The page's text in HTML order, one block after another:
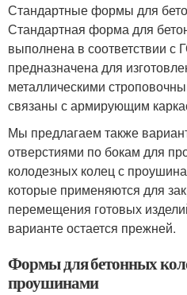
Стандартные формы для
Стандартная форма для
выполнена в соответствии с
предназначена для
металлическими
связаны с армирующим
Мы предлагаем также
отверстиями по бокам для
колодезных колец с
которые применяются для
перемещения готовых
варианте остается прежней.
Формы для бетонных
проушинами